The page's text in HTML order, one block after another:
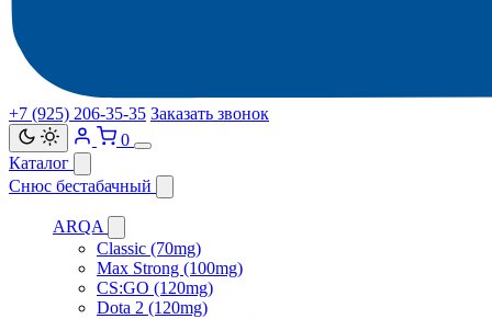
+7 (925) 206‑35‑35 Заказать звонок
0
Каталог
Снюс бестабачный
ARQA
Classic (70mg)
Max Strong (100mg)
CS:GO (120mg)
Dota 2 (120mg)